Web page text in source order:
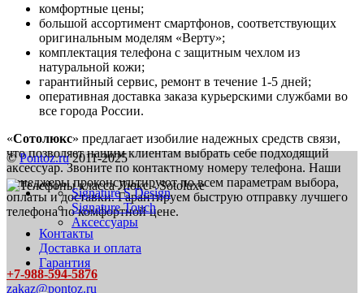
комфортные цены;
большой ассортимент смартфонов, соответствующих
оригинальным моделям «Верту»;
комплектация телефона с защитным чехлом из
натуральной кожи;
гарантийный сервис, ремонт в течение 1-5 дней;
оперативная доставка заказа курьерскими службами во
все города России.
«Сотолюкс» предлагает изобилие надежных средств связи,
что позволяет нашим клиентам выбрать себе подходящий
аксессуар. Звоните по контактному номеру телефона. Наши
менеджеры проконсультируют по всем параметрам выбора,
оплаты и доставки. Гарантируем быструю отправку лучшего
телефона по комфортной цене.
©Pontoz.ru2011-2025
Signature S Design
Signature Touch
Аксессуары
Контакты
Доставка и оплата
Гарантия
+7-988-594-5876
zakaz@pontoz.ru